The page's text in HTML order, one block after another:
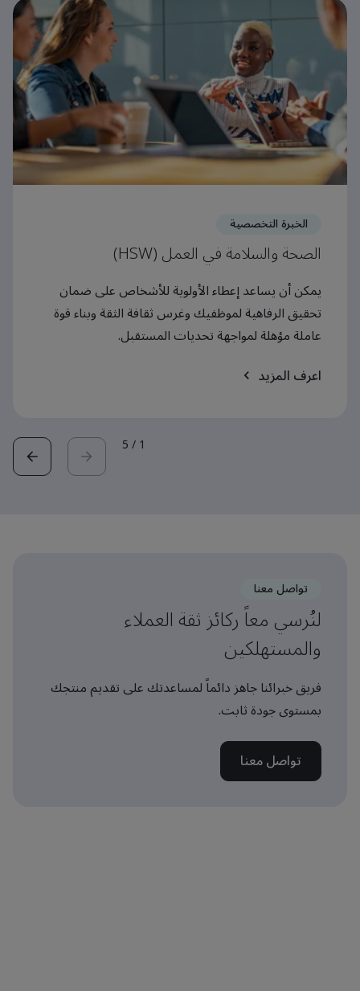
الخبرة التخصصية
الصحة والسلامة في العمل (HSW)
يمكن أن يساعد إعطاء الأولوية للأشخاص على ضمان
تحقيق الرفاهية لموظفيك وغرس ثقافة الثقة وبناء قوة
عاملة مؤهلة لمواجهة تحديات المستقبل.
اعرف المزيد
1
/
5
تواصل معنا
لنُرسي معاً ركائز ثقة العملاء
والمستهلكين
فريق خبرائنا جاهز دائماً لمساعدتك على تقديم منتجك
بمستوى جودة ثابت.
تواصل معنا